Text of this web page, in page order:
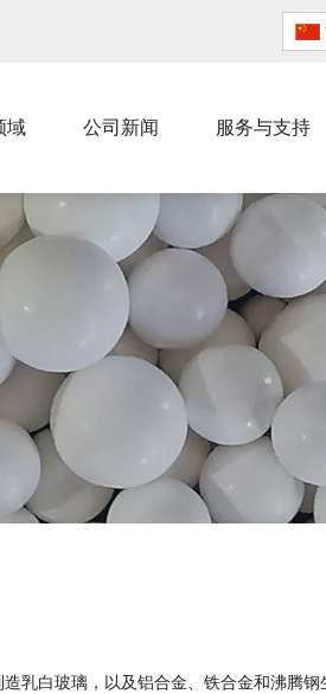
域 公司新闻 服务与支持
乳白玻璃，以及铝合金、铁合金和沸腾钢